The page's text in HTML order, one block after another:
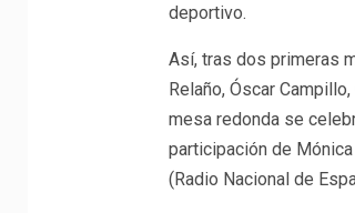
deportivo.
Así, tras dos primeras
Relaño, Óscar
mesa redonda se
participación de
(Radio Nacional de